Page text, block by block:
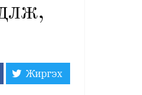
Жиргэх